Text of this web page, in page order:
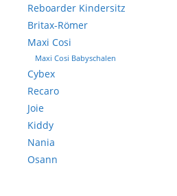
Reboarder Kindersitz
Britax-Römer
Maxi Cosi
Maxi Cosi Babyschalen
Cybex
Recaro
Joie
Kiddy
Nania
Osann